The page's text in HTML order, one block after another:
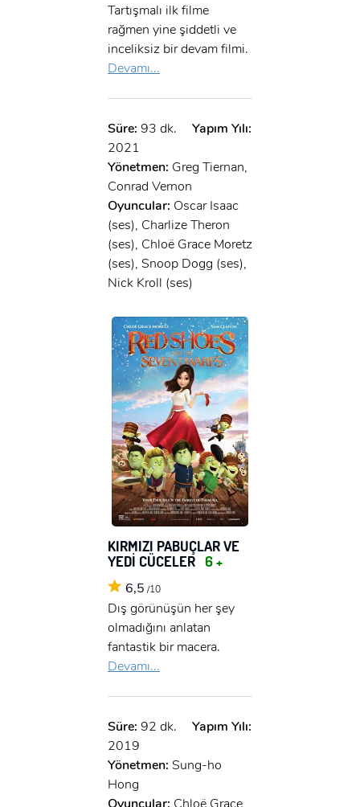
Tartışmalı ilk filme
rağmen yine şiddetli ve
inceliksiz bir devam filmi.
Devamı...
Süre: 93 dk.
Yapım Yılı:
2021
Yönetmen: Greg Tiernan,
Conrad Vernon
Oyuncular: Oscar Isaac
(ses), Charlize Theron
(ses), Chloë Grace Moretz
(ses), Snoop Dogg (ses),
Nick Kroll (ses)
KIRMIZI PABUÇLAR VE
YEDİ CÜCELER 6 +
6,5 /10
Dış görünüşün her şey
olmadığını anlatan
fantastik bir macera.
Devamı...
Süre: 92 dk.
Yapım Yılı:
2019
Yönetmen: Sung-ho
Hong